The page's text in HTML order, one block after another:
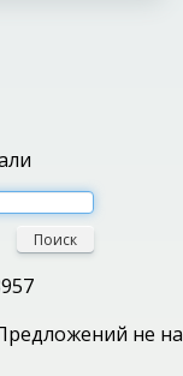
Поиск
не